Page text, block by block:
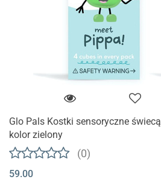
Glo Pals Kostki sensoryczne
kolor zielony
(0)
59.00